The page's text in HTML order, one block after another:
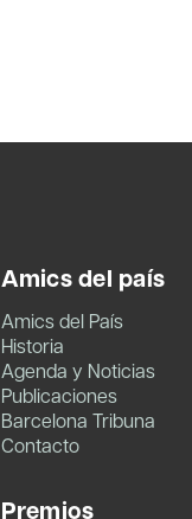
Amics del país
Amics del País
Historia
Agenda y Noticias
Publicaciones
Barcelona Tribuna
Contacto
Premios